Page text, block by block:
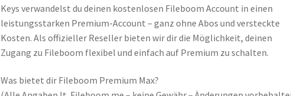
Keys verwandelst du deinen kostenlosen Fileboom Account in einen
leistungsstarken Premium-Account – ganz ohne Abos und versteckte
Kosten. Als offizieller Reseller bieten wir dir die Möglichkeit, deinen
Zugang zu Fileboom flexibel und einfach auf Premium zu schalten.
Was bietet dir Fileboom Premium Max?